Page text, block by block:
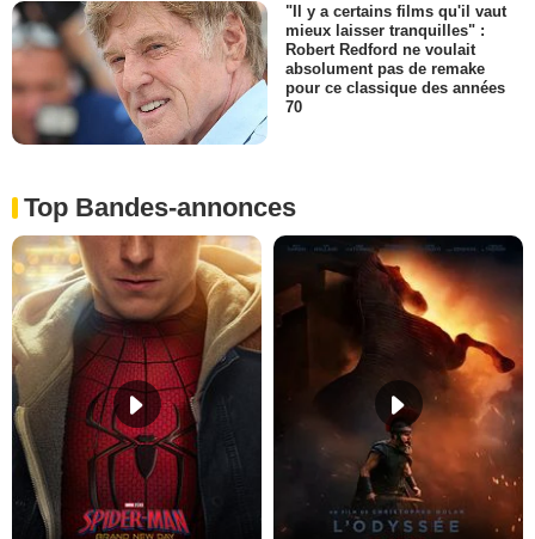
"Il y a certains films qu'il vaut
mieux laisser tranquilles" :
Robert Redford ne voulait
absolument pas de remake
pour ce classique des années
70
Top Bandes-annonces